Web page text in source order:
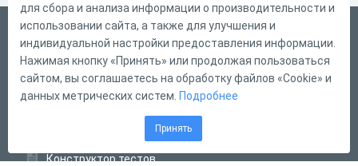
Русский
Справка
Форма обратной связи
Конструктор тестов
для сбора и анализа информации о производительности и
использовании сайта, а также для улучшения и
индивидуальной настройки предоставления информации.
Нажимая кнопку «Принять» или продолжая пользоваться
сайтом, вы соглашаетесь на обработку файлов «Cookie» и
данных метрических систем. Подробнее
Принять